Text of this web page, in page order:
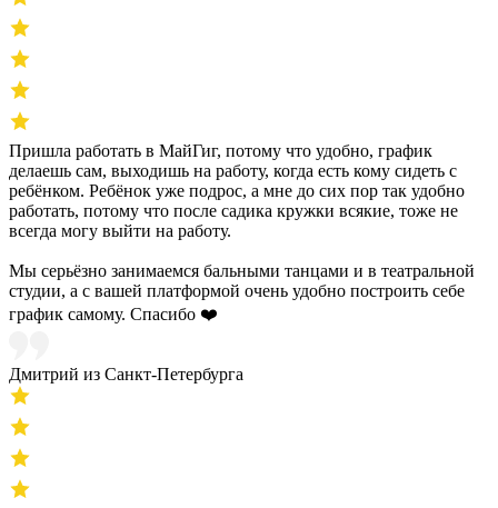
Пришла работать в МайГиг, потому что удобно, график
делаешь сам, выходишь на работу, когда есть кому сидеть с
ребёнком. Ребёнок уже подрос, а мне до сих пор так удобно
работать, потому что после садика кружки всякие, тоже не
всегда могу выйти на работу.
Мы серьёзно занимаемся бальными танцами и в театральной
студии, а с вашей платформой очень удобно построить себе
график самому. Спасибо ❤️
Дмитрий из Санкт-Петербурга